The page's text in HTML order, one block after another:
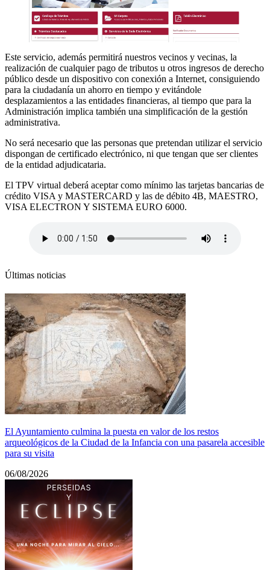
Este servicio, además permitirá nuestros vecinos y vecinas, la
realización de cualquier pago de tributos u otros ingresos de derecho
público desde un dispositivo con conexión a Internet, consiguiendo
para la ciudadanía un ahorro en tiempo y evitándole
desplazamientos a las entidades financieras, al tiempo que para la
Administración implica también una simplificación de la gestión
administrativa.
No será necesario que las personas que pretendan utilizar el servicio
dispongan de certificado electrónico, ni que tengan que ser clientes
de la entidad adjudicataria.
El TPV virtual deberá aceptar como mínimo las tarjetas bancarias de
crédito VISA y MASTERCARD y las de débito 4B, MAESTRO,
VISA ELECTRON Y SISTEMA EURO 6000.
Últimas noticias
El Ayuntamiento culmina la puesta en valor de los restos
arqueológicos de la Ciudad de la Infancia con una pasarela accesible
para su visita
06/08/2026